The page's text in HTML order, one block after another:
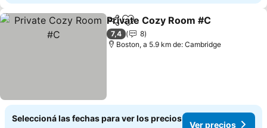
CompartirAñadir a favoritos
Private Cozy Room #C
7,4
8
Boston, a 5.9 km de: Cambridge
Seleccioná las fechas para ver los precios
Ver precios